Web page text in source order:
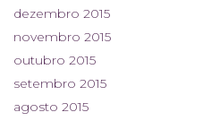
dezembro 2015
novembro 2015
outubro 2015
setembro 2015
agosto 2015